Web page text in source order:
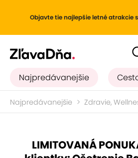
Objavte tie najlepšie letné atrakcie
Najpredávanejšie
Najpredávanejšie Zdravie,
LIMITOVANÁ